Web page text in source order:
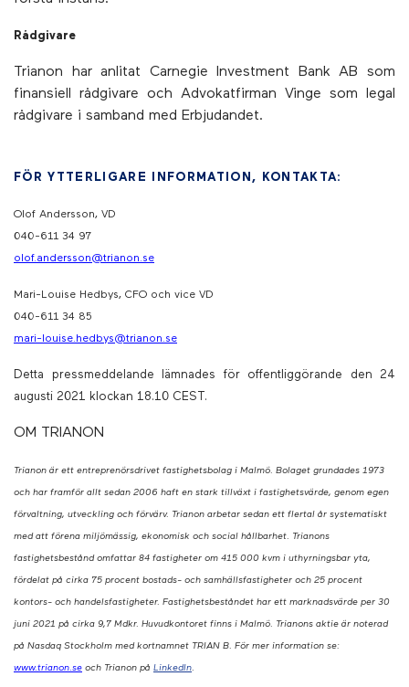
Rådgivare
Trianon har anlitat Carnegie Investment Bank AB som
finansiell rådgivare och Advokatfirman Vinge som legal
rådgivare i samband med Erbjudandet.
FÖR YTTERLIGARE INFORMATION, KONTAKTA:
Olof Andersson, VD
040-611 34 97
olof.andersson@trianon.se
Mari-Louise Hedbys, CFO och vice VD
040-611 34 85
mari-louise.hedbys@trianon.se
Detta pressmeddelande lämnades för offentliggörande den 24
augusti 2021 klockan 18.10 CEST.
OM TRIANON
Trianon är ett entreprenörsdrivet fastighetsbolag i Malmö. Bolaget grundades 1973
och har framför allt sedan 2006 haft en stark tillväxt i fastighetsvärde, genom egen
förvaltning, utveckling och förvärv. Trianon arbetar sedan ett flertal år systematiskt
med att förena miljömässig, ekonomisk och social hållbarhet. Trianons
fastighetsbestånd omfattar 84 fastigheter om 415 000 kvm i uthyrningsbar yta,
fördelat på cirka 75 procent bostads- och samhällsfastigheter och 25 procent
kontors- och handelsfastigheter. Fastighetsbeståndet har ett marknadsvärde per 30
juni 2021 på cirka 9,7 Mdkr. Huvudkontoret finns i Malmö. Trianons aktie är noterad
på Nasdaq Stockholm med kortnamnet TRIAN B. För mer information se:
www.trianon.se och Trianon på LinkedIn.